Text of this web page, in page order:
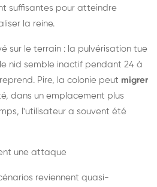
suffisantes pour atteindre
la reine.
sur le terrain : la pulvérisation tue
nid semble inactif pendant 24 à
Pire, la colonie peut migrer
dans un emplacement plus
l'utilisateur a souvent été
une attaque
reviennent quasi-